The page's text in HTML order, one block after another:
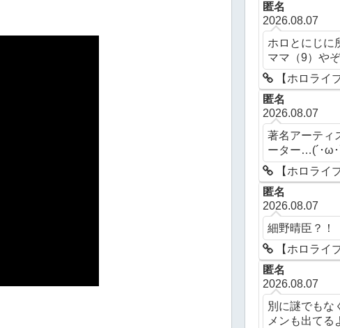
匿名
2026.08.07
ホロとにじに
ママ（9）や
【ホロライ
匿名
2026.08.07
著名アーティ
ーター…(´･ω
【ホロライ
匿名
2026.08.07
細野晴臣？！
【ホロライ
匿名
2026.08.07
別に謎でもな
メンも出てる